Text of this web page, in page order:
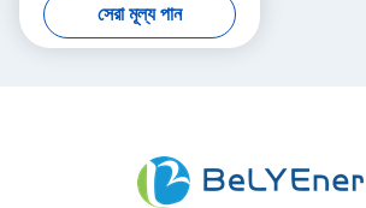
সেরা মূল্য পান